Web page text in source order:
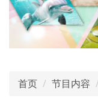
首页 节目内容